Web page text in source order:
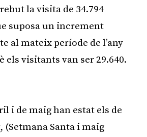
la visita de 34.794
suposa un increment
al mateix període de l’any
els visitants van ser 29.640.
i de maig han estat els de
Santa i maig